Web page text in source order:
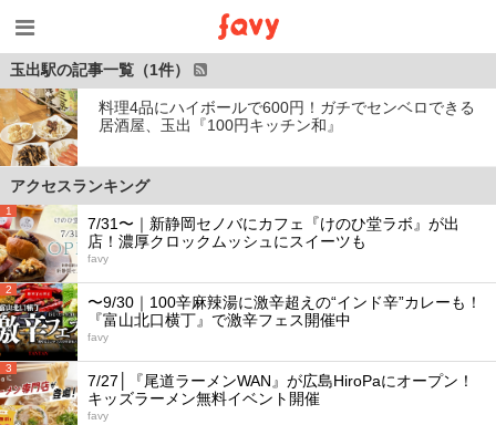
玉出駅の記事一覧（1件）
料理4品にハイボールで600円！ガチでセンベロできる
居酒屋、玉出『100円キッチン和』
アクセスランキング
1
7/31〜｜新静岡セノバにカフェ『けのひ堂ラボ』が出
店！濃厚クロックムッシュにスイーツも
favy
2
〜9/30｜100辛麻辣湯に激辛超えの“インド辛”カレーも！
『富山北口横丁』で激辛フェス開催中
favy
3
7/27│『尾道ラーメンWAN』が広島HiroPaにオープン！
キッズラーメン無料イベント開催
favy